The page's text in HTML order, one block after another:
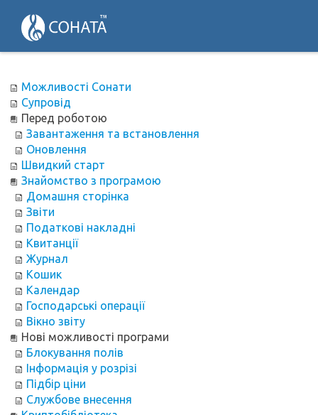
Можливості Сонати
Супровід
Перед роботою
Завантаження та встановлення
Оновлення
Швидкий старт
Знайомство з програмою
Домашня сторінка
Звіти
Податкові накладні
Квитанції
Журнал
Кошик
Календар
Господарські операції
Вікно звіту
Нові можливості програми
Блокування полів
Інформація у розрізі
Підбір ціни
Службове внесення